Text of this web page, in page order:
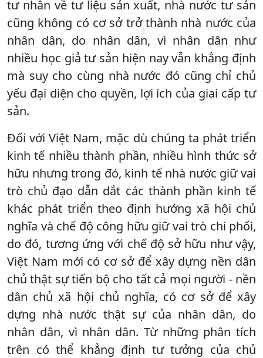
tư nhân về tư liệu sản xuất, nhà nước tư sản
cũng không có cơ sở trở thành nhà nước của
nhân dân, do nhân dân, vì nhân dân như
nhiều học giả tư sản hiện nay vẫn khẳng định
mà suy cho cùng nhà nước đó cũng chỉ chủ
yếu đại diện cho quyền, lợi ích của giai cấp tư
sản.
Ðối với Việt Nam, mặc dù chúng ta phát triển
kinh tế nhiều thành phần, nhiều hình thức sở
hữu nhưng trong đó, kinh tế nhà nước giữ vai
trò chủ đạo dẫn dắt các thành phần kinh tế
khác phát triển theo định hướng xã hội chủ
nghĩa và chế độ công hữu giữ vai trò chi phối,
do đó, tương ứng với chế độ sở hữu như vậy,
Việt Nam mới có cơ sở để xây dựng nền dân
chủ thật sự tiến bộ cho tất cả mọi người - nền
dân chủ xã hội chủ nghĩa, có cơ sở để xây
dựng nhà nước thật sự của nhân dân, do
nhân dân, vì nhân dân. Từ những phân tích
trên có thể khẳng định tư tưởng của chủ